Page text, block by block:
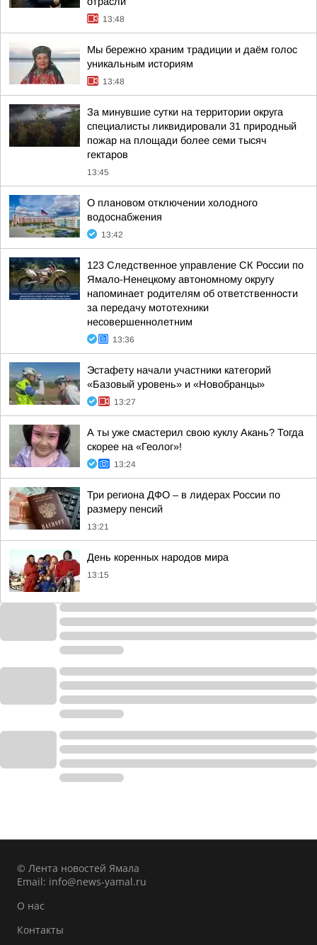
13:48
Мы бережно храним традиции и даём голос
уникальным историям
13:48
За минувшие сутки на территории округа
специалисты ликвидировали 31 природный
пожар на площади более семи тысяч
гектаров
13:45
О плановом отключении холодного
водоснабжения
13:42
123 Следственное управление СК России по
Ямало-Ненецкому автономному округу
напоминает родителям об ответственности
за передачу мототехники
несовершеннолетним
13:36
Эстафету начали участники категорий
«Базовый уровень» и «Новобранцы»
13:27
А ты уже смастерил свою куклу Акань? Тогда
скорее на «Геолог»!
13:24
Три региона ДФО – в лидерах России по
размеру пенсий
13:21
День коренных народов мира
13:15
© Лента новостей Ямала
Email: info@news-yamal.ru
О нас
Контакты